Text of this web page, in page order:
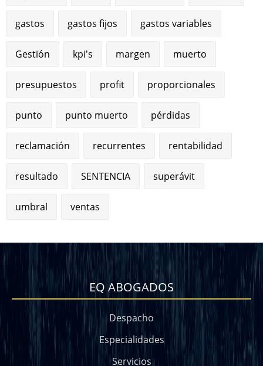
gastos gastos fijos gastos variables
Gestión kpi's margen muerto
presupuestos profit proporcionales
punto punto muerto pérdidas
reclamación recurrentes rentabilidad
resultado SENTENCIA superávit
umbral ventas
EQ ABOGADOS
Despacho
Especialidades
Servicios